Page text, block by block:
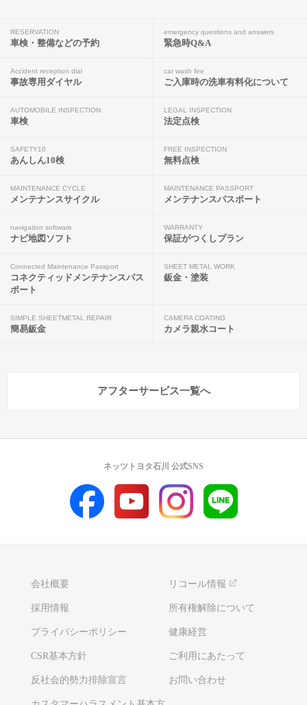
RESERVATION
車検・整備などの予約
emergency questions and answers
緊急時Q&A
Accident reception dial
事故専用ダイヤル
car wash fee
ご入庫時の洗車有料化について
AUTOMOBILE INSPECTION
車検
LEGAL INSPECTION
法定点検
SAFETY10
あんしん10検
FREE INSPECTION
無料点検
MAINTENANCE CYCLE
メンテナンスサイクル
MAINTENANCE PASSPORT
メンテナンスパスポート
navigation software
ナビ地図ソフト
WARRANTY
保証がつくしプラン
Connected Maintenance Passport
コネクティッドメンテナンスパス
ポート
SHEET METAL WORK
鈑金・塗装
SIMPLE SHEETMETAL REPAIR
簡易鈑金
CAMERA COATING
カメラ親水コート
アフターサービス一覧へ
会社概要 リコール情報
採用情報 所有権解除について
プライバシーポリシー 健康経営
CSR基本方針 ご利用にあたって
反社会的勢力排除宣言 お問い合わせ
ネッツトヨタ石川 公式SNS